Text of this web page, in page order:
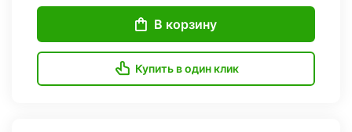
В корзину
Купить в один клик